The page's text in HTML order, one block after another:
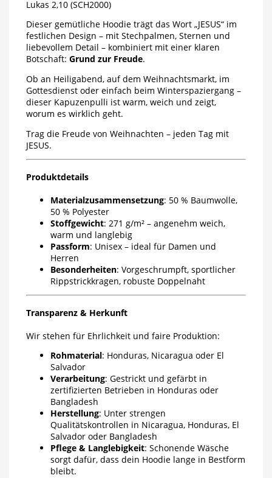
Lukas 2,10 (SCH2000)
Dieser gemütliche Hoodie trägt das Wort „JESUS“ im
festlichen Design – mit Stechpalmen, Sternen und
liebevollem Detail – kombiniert mit einer klaren
Botschaft: Grund zur Freude.
Ob an Heiligabend, auf dem Weihnachtsmarkt, im
Gottesdienst oder einfach beim Winterspaziergang –
dieser Kapuzenpulli ist warm, weich und zeigt,
worum es wirklich geht.
Trag die Freude von Weihnachten – jeden Tag mit
JESUS.
Produktdetails
Materialzusammensetzung: 50 % Baumwolle,
50 % Polyester
Stoffgewicht: 271 g/m² – angenehm weich,
warm und langlebig
Passform: Unisex – ideal für Damen und
Herren
Besonderheiten: Vorgeschrumpft, sportlicher
Rippstrickkragen, robuste Doppelnaht
Transparenz & Herkunft
Wir stehen für Ehrlichkeit und faire Produktion:
Rohmaterial: Honduras, Nicaragua oder El
Salvador
Verarbeitung: Gestrickt und gefärbt in
zertifizierten Betrieben in Honduras oder
Bangladesh
Herstellung: Unter strengen
Qualitätskontrollen in Nicaragua, Honduras, El
Salvador oder Bangladesh
Pflege & Langlebigkeit: Schonende Wäsche
sorgt dafür, dass dein Hoodie lange in Bestform
bleibt.